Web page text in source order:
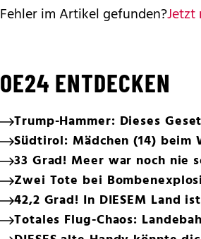
Fehler im Artikel gefunden?Jetzt
OE24 ENTDECKEN
Trump-Hammer: Dieses
Südtirol: Mädchen (14) beim
33 Grad! Meer war noch nie
Zwei Tote bei
42,2 Grad! In DIESEM Land
Totales Flug-Chaos: